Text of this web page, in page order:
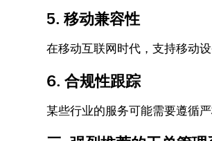
5. 移动兼容性
在移动互联网时代，支持移动
6. 合规性跟踪
某些行业的服务可能需要遵循